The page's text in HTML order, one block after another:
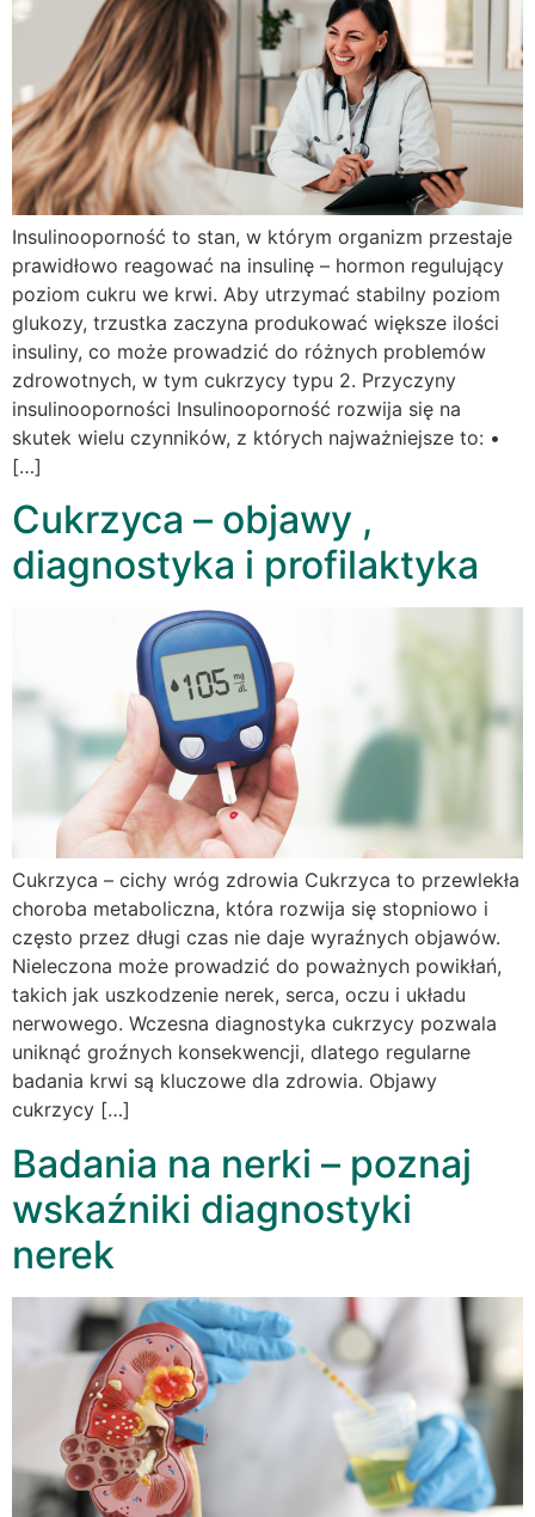
Insulinooporność to stan, w którym organizm przestaje
prawidłowo reagować na insulinę – hormon regulujący
poziom cukru we krwi. Aby utrzymać stabilny poziom
glukozy, trzustka zaczyna produkować większe ilości
insuliny, co może prowadzić do różnych problemów
zdrowotnych, w tym cukrzycy typu 2. Przyczyny
insulinooporności Insulinooporność rozwija się na
skutek wielu czynników, z których najważniejsze to: •
[…]
Cukrzyca – objawy ,
diagnostyka i profilaktyka
Cukrzyca – cichy wróg zdrowia Cukrzyca to przewlekła
choroba metaboliczna, która rozwija się stopniowo i
często przez długi czas nie daje wyraźnych objawów.
Nieleczona może prowadzić do poważnych powikłań,
takich jak uszkodzenie nerek, serca, oczu i układu
nerwowego. Wczesna diagnostyka cukrzycy pozwala
uniknąć groźnych konsekwencji, dlatego regularne
badania krwi są kluczowe dla zdrowia. Objawy
cukrzycy […]
Badania na nerki – poznaj
wskaźniki diagnostyki
nerek